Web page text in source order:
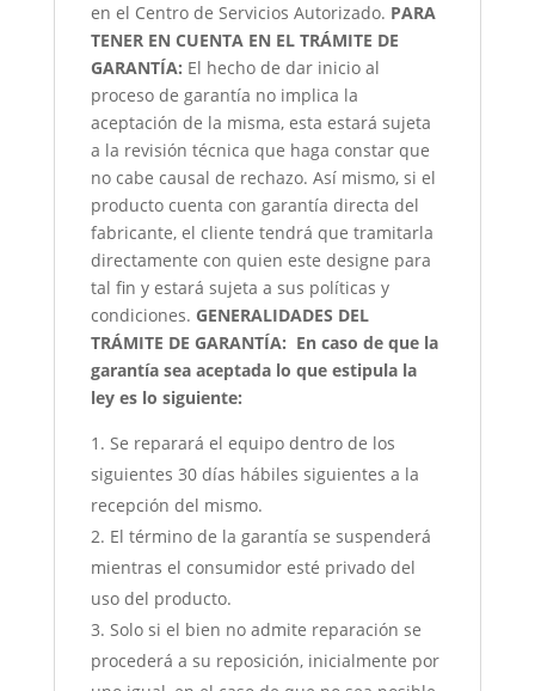
en el Centro de Servicios Autorizado. PARA
TENER EN CUENTA EN EL TRÁMITE DE
GARANTÍA: El hecho de dar inicio al
proceso de garantía no implica la
aceptación de la misma, esta estará sujeta
a la revisión técnica que haga constar que
no cabe causal de rechazo. Así mismo, si el
producto cuenta con garantía directa del
fabricante, el cliente tendrá que tramitarla
directamente con quien este designe para
tal fin y estará sujeta a sus políticas y
condiciones. GENERALIDADES DEL
TRÁMITE DE GARANTÍA: En caso de que la
garantía sea aceptada lo que estipula la
ley es lo siguiente:
Se reparará el equipo dentro de los
siguientes 30 días hábiles siguientes a la
recepción del mismo.
El término de la garantía se suspenderá
mientras el consumidor esté privado del
uso del producto.
Solo si el bien no admite reparación se
procederá a su reposición, inicialmente por